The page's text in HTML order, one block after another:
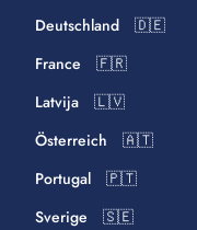
Deutschland 🇩🇪
France 🇫🇷
Latvija 🇱🇻
Österreich 🇦🇹
Portugal 🇵🇹
Sverige 🇸🇪